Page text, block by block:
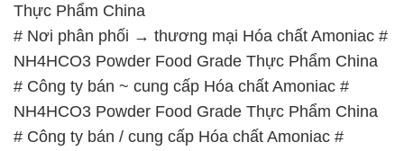
Thực Phẩm China
# Nơi phân phối → thương mại Hóa chất Amoniac #
NH4HCO3 Powder Food Grade Thực Phẩm China
# Công ty bán ~ cung cấp Hóa chất Amoniac #
NH4HCO3 Powder Food Grade Thực Phẩm China
# Công ty bán / cung cấp Hóa chất Amoniac #